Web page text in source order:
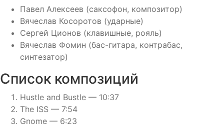
Павел Алексеев (саксофон, композитор)
Вячеслав Косоротов (ударные)
Сергей Ционов (клавишные, рояль)
Вячеслав Фомин (бас-гитара, контрабас,
синтезатор)
Список композиций
Hustle and Bustle — 10:37
The ISS — 7:54
Gnome — 6:23